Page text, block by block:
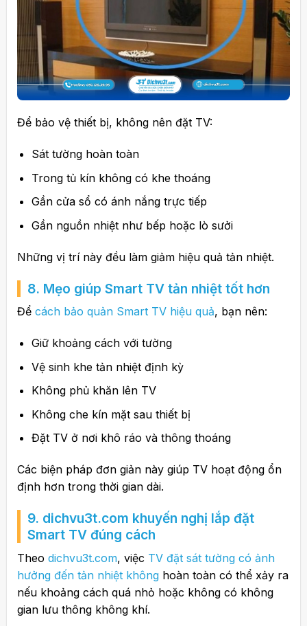
Để bảo vệ thiết bị, không nên đặt TV:
Sát tường hoàn toàn
Trong tủ kín không có khe thoáng
Gần cửa sổ có ánh nắng trực tiếp
Gần nguồn nhiệt như bếp hoặc lò sưởi
Những vị trí này đều làm giảm hiệu quả tản nhiệt.
8. Mẹo giúp Smart TV tản nhiệt tốt hơn
Để cách bảo quản Smart TV hiệu quả, bạn nên:
Giữ khoảng cách với tường
Vệ sinh khe tản nhiệt định kỳ
Không phủ khăn lên TV
Không che kín mặt sau thiết bị
Đặt TV ở nơi khô ráo và thông thoáng
Các biện pháp đơn giản này giúp TV hoạt động ổn
định hơn trong thời gian dài.
9. dichvu3t.com khuyến nghị lắp đặt
Smart TV đúng cách
Theo dichvu3t.com, việc TV đặt sát tường có ảnh
hưởng đến tản nhiệt khônghoàn toàn có thể xảy ra
nếu khoảng cách quá nhỏ hoặc không có không
gian lưu thông không khí.